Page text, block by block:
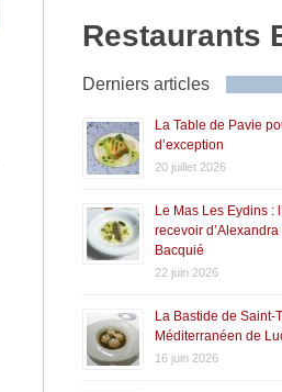
Restaurants
Derniers articles
La Table de Pavie
d’exception
20 juillet 2026
Le Mas Les Eydins :
recevoir
Bacquié
22 juin 2026
La Bastide de Saint-
Méditerranéen de
16 juin 2026